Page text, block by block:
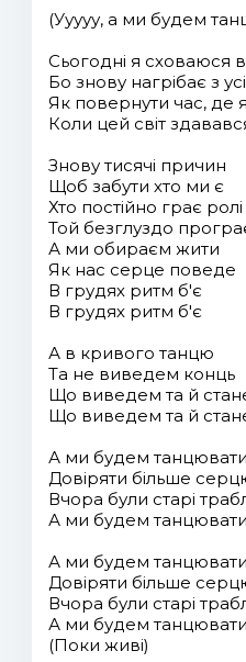
(Ууууу, а ми будем
Сьогодні я сховаюся
Бо знову нагрібає з
Як повернути час, де
Коли цей світ
Знову тисячі причин
Щоб забути хто ми є
Хто постійно грає ролі
Той безглуздо
А ми обираєм жити
Як нас серце поведе
В грудях ритм б'є
В грудях ритм б'є
А в кривого танцю
Та не виведем конць
Що виведем та й
Що виведем та й
А ми будем
Довіряти більше
Вчора були старі
А ми будем
А ми будем
Довіряти більше
Вчора були старі
А ми будем
(Поки живі)